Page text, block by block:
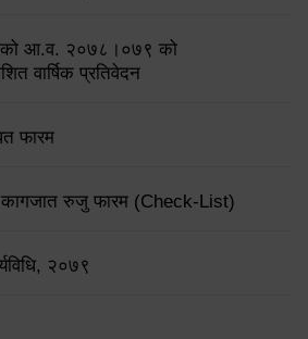
आ.व. २०७८।०७९ को
वार्षिक प्रतिवेदन
फारम
कागजात रुजु फारम (Check-List)
२०७९